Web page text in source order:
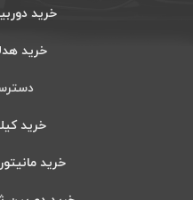
خرید
خرید
خرید
خرید